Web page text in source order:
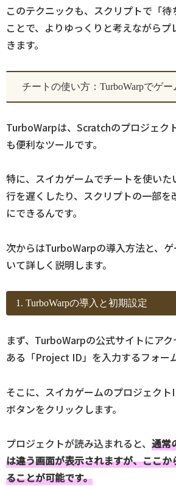
このテクニックも、スクリプトで「待
ことで、よりゆっくりと考えながらプ
きます。
チートの使い方：TurboWarpでゲ
TurboWarpは、Scratchのプロジェク
も便利なツールです。
特に、スイカゲームでチートを使い
行を遅くしたり、スクリプトの一部を
にできるんです。
次からはTurboWarpの導入方法と、
いて詳しく説明します。
1. TurboWarpの導入と初期設定
まず、TurboWarpの公式サイトにア
ある「Project ID」を入力するフォー
そこに、スイカゲームのプロジェクト
ボタンをクリックします。
プロジェクトが読み込まれると、 通常
は違う画面が表示されますが、ここ
ることが可能です。